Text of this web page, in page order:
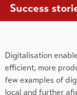
Success
Digitalisation
efficient, more
few examples of
local and further